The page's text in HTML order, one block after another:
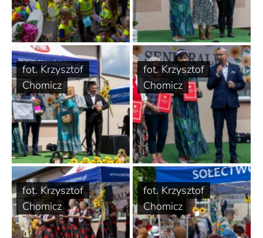
fot. Krzysztof
Chomicz
fot. Krzysztof
Chomicz
fot. Krzysztof
Chomicz
fot. Krzysztof
Chomicz